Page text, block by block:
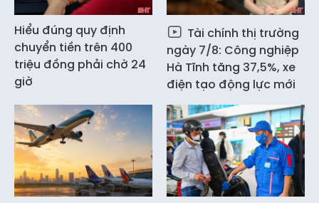
Hiểu đúng quy định
chuyển tiền trên 400
triệu đồng phải chờ 24
giờ
Tài chính thị trường
ngày 7/8: Công nghiệp
Hà Tĩnh tăng 37,5%, xe
điện tạo động lực mới